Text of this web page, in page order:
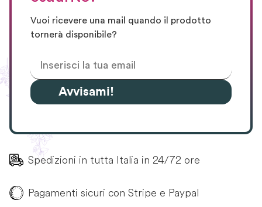
Vuoi ricevere una mail quando il prodotto
tornerà disponibile?
Avvisami!
Spedizioni in tutta Italia in 24/72 ore
Pagamenti sicuri con Stripe e Paypal